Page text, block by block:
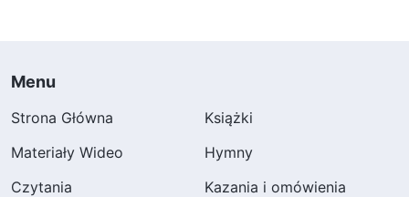
Menu
Strona Główna
Książki
Materiały Wideo
Hymny
Czytania
Kazania i omówienia